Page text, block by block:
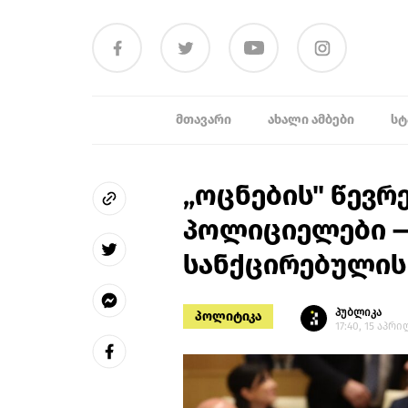
ᲛᲗᲐᲕᲐᲠᲘ ᲐᲮᲐᲚᲘ ᲐᲛᲑᲔᲑᲘ
„ოცნების"
პოლიციელები
სანქცირებულის
პოლიტიკა
პუბლიკა
17:40, 15